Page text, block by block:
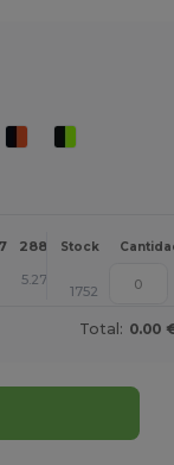
288 + Más
Stock
5.27 +
1752
Total: 0.00